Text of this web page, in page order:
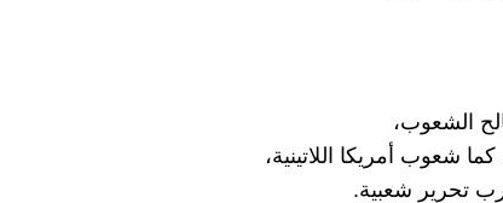
الشعوب،
كما شعوب أمريكا اللاتينية،
تحرير شعبية.